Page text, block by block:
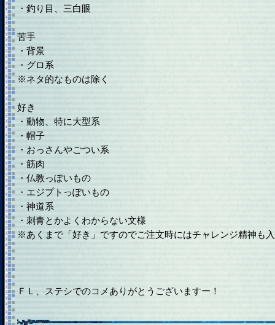
・釣り目、三白眼
苦手
・背景
・グロ系
※ネタ的なものは除く
好き
・動物、特に大型系
・帽子
・おっさんやごつい系
・筋肉
・仏教っぽいもの
・エジプトっぽいもの
・神道系
・刺青とかよくわからない文様
※あくまで「好き」ですのでご注文時にはチャレンジ精神も
ＦＬ、ステシでのコメありがとうございますー！